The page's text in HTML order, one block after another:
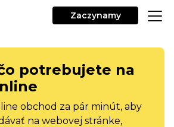
Zaczynamy
potrebujete na
obchod za pár minút, aby
na webovej stránke,